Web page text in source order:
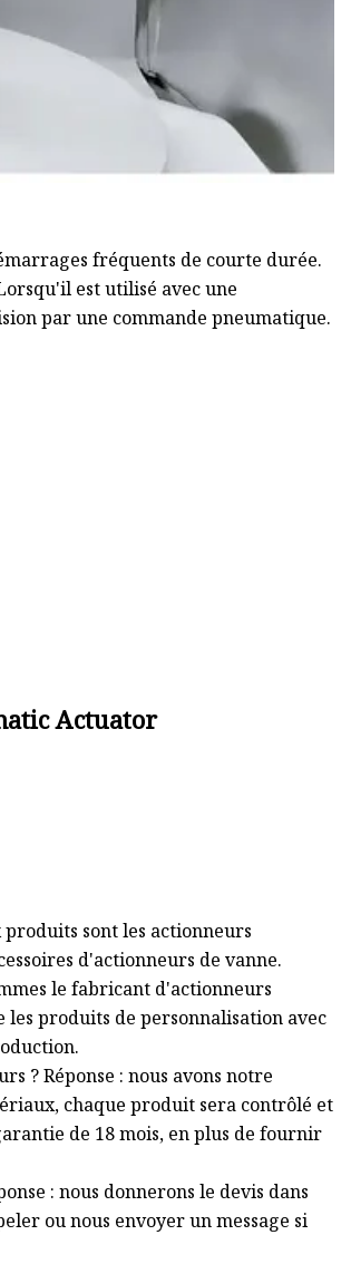
fréquents de courte durée.
est utilisé avec une
par une commande pneumatique.
sont les actionneurs
d'actionneurs de vanne.
le fabricant d'actionneurs
produits de personnalisation avec
? Réponse : nous avons notre
chaque produit sera contrôlé et
de 18 mois, en plus de fournir
: nous donnerons le devis dans
ou nous envoyer un message si